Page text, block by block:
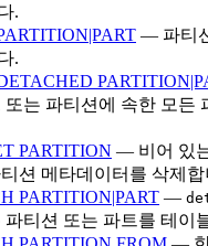
.
— 파티
.
또는 파티션에 속한 모든
PARTITION — 비어 있
션 메타데이터를 삭제합
PARTITION|PART —
파티션 또는 파트를 테이